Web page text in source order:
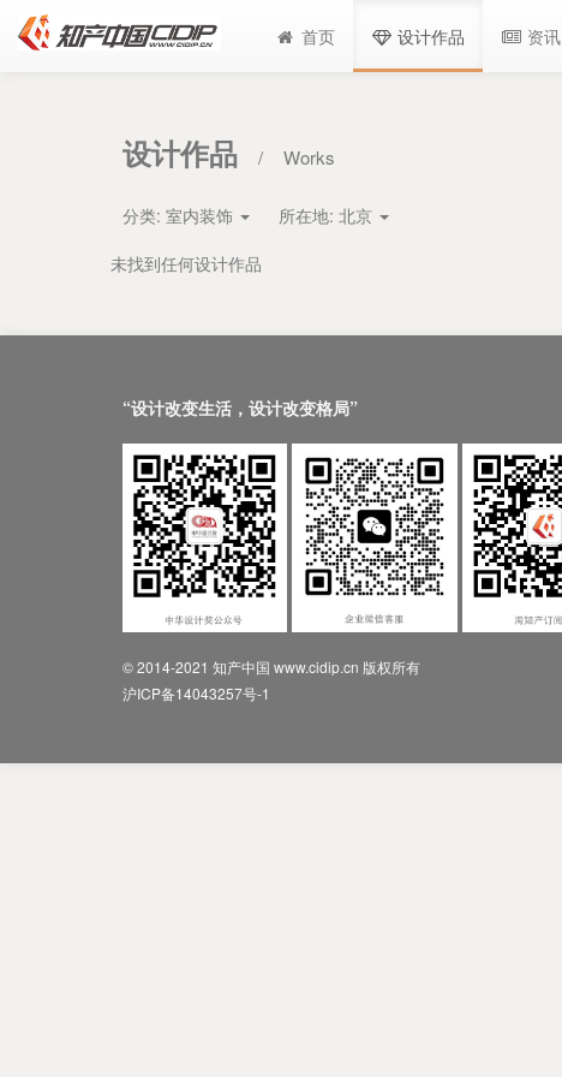
首页 设计作品 资讯
设计作品 / Works
分类: 室内装饰 所在地: 北京
未找到任何设计作品
“设计改变生活，设计改变格局”
© 2014-2021 知产中国 www.cidip.cn 版权所有
沪ICP备14043257号-1